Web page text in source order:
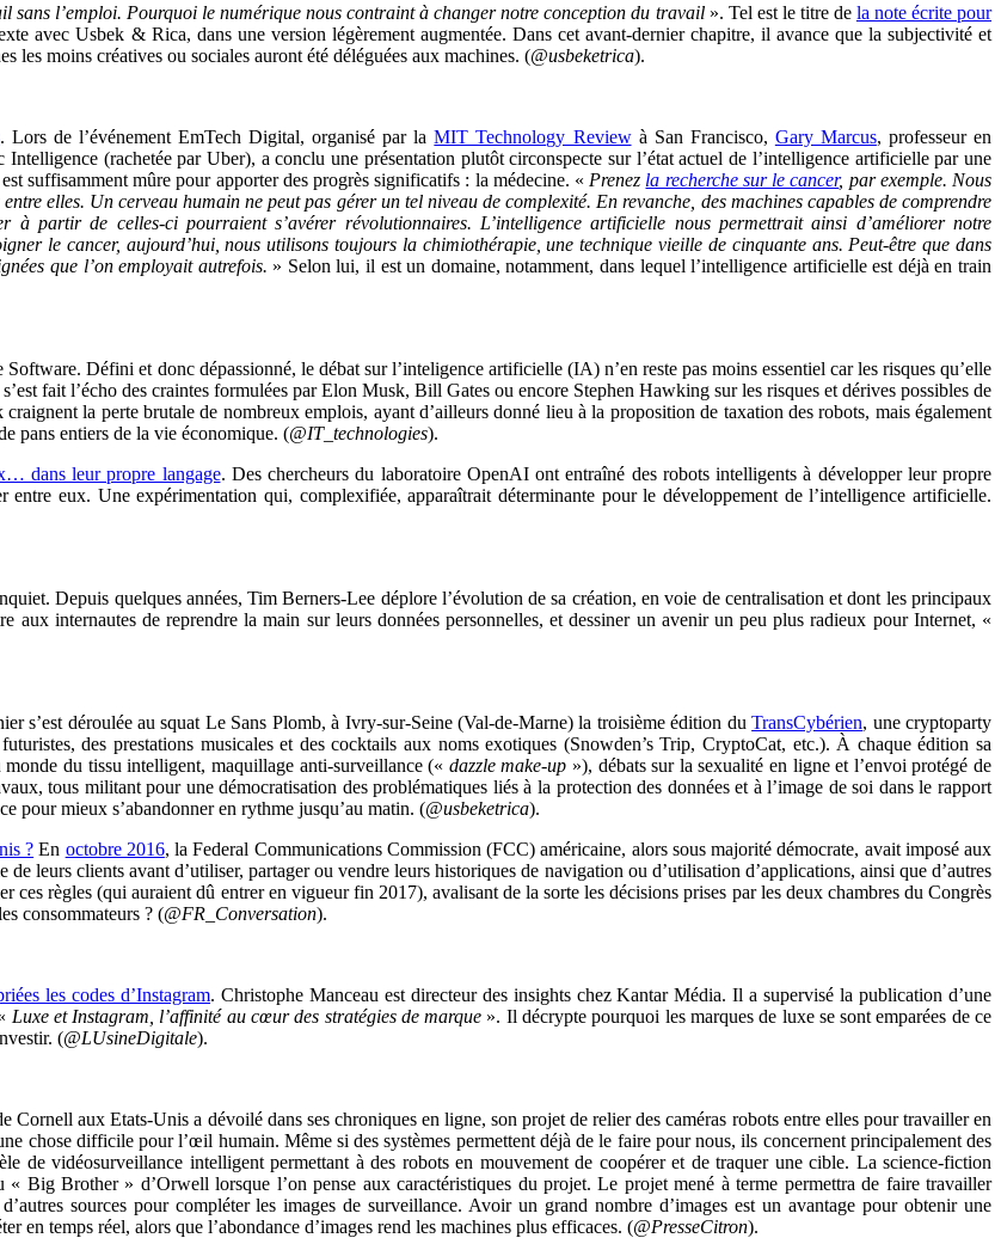
sans l’emploi. Pourquoi le numérique nous contraint à changer notre conception du travail». Tel est le titre de la note écrite pour
avec Usbek & Rica, dans une version légèrement augmentée. Dans cet avant-dernier chapitre, il avance que la subjectivité et
les moins créatives ou sociales auront été déléguées aux machines. (@usbeketrica).
. Lors de l’événement EmTech Digital, organisé par laMIT Technology Reviewà San Francisco, Gary Marcus, professeur en
(rachetée par Uber), a conclu une présentation plutôt circonspecte sur l’état actuel de l’intelligence artificielle par une
suffisamment mûre pour apporter des progrès significatifs : la médecine. « Prenez la recherche sur le cancer, par exemple. Nous
elles. Un cerveau humain ne peut pas gérer un tel niveau de complexité. En revanche, des machines capables de comprendre
à partir de celles-ci pourraient s’avérer révolutionnaires. L’intelligence artificielle nous permettrait ainsi d’améliorer notre
le cancer, aujourd’hui, nous utilisons toujours la chimiothérapie, une technique vieille de cinquante ans. Peut-être que dans
que l’on employait autrefois. » Selon lui, il est un domaine, notamment, dans lequel l’intelligence artificielle est déjà en train
Défini et donc dépassionné, le débat sur l’inteligence artificielle (IA) n’en reste pas moins essentiel car les risques qu’elle
fait l’écho des craintes formulées par Elon Musk, Bill Gates ou encore Stephen Hawking sur les risques et dérives possibles de
la perte brutale de nombreux emplois, ayant d’ailleurs donné lieu à la proposition de taxation des robots, mais également
pans entiers de la vie économique. (@IT_technologies).
dans leur propre langage. Des chercheurs du laboratoire OpenAI ont entraîné des robots intelligents à développer leur propre
eux. Une expérimentation qui, complexifiée, apparaîtrait déterminante pour le développement de l’intelligence artificielle.
Depuis quelques années, Tim Berners-Lee déplore l’évolution de sa création, en voie de centralisation et dont les principaux
aux internautes de reprendre la main sur leurs données personnelles, et dessiner un avenir un peu plus radieux pour Internet, «
s’est déroulée au squat Le Sans Plomb, à Ivry-sur-Seine (Val-de-Marne) la troisième édition duTransCybérien, une cryptoparty
des prestations musicales et des cocktails aux noms exotiques (Snowden’s Trip, CryptoCat, etc.). À chaque édition sa
du tissu intelligent, maquillage anti-surveillance (« dazzle make-up »), débats sur la sexualité en ligne et l’envoi protégé de
tous militant pour une démocratisation des problématiques liés à la protection des données et à l’image de soi dans le rapport
pour mieux s’abandonner en rythme jusqu’au matin. (@usbeketrica).
? En octobre 2016, la Federal Communications Commission (FCC) américaine, alors sous majorité démocrate, avait imposé aux
leurs clients avant d’utiliser, partager ou vendre leurs historiques de navigation ou d’utilisation d’applications, ainsi que d’autres
ces règles (qui auraient dû entrer en vigueur fin 2017), avalisant de la sorte les décisions prises par les deux chambres du Congrès
consommateurs ? (@FR_Conversation).
les codes d’Instagram. Christophe Manceau est directeur des insights chez Kantar Média. Il a supervisé la publication d’une
Luxe et Instagram, l’affinité au cœur des stratégies de marque ». Il décrypte pourquoi les marques de luxe se sont emparées de ce
(@LUsineDigitale).
Cornell aux Etats-Unis a dévoilé dans ses chroniques en ligne, son projet de relier des caméras robots entre elles pour travailler en
chose difficile pour l’œil humain. Même si des systèmes permettent déjà de le faire pour nous, ils concernent principalement des
de vidéosurveillance intelligent permettant à des robots en mouvement de coopérer et de traquer une cible. La science-fiction
Big Brother » d’Orwell lorsque l’on pense aux caractéristiques du projet. Le projet mené à terme permettra de faire travailler
sources pour compléter les images de surveillance. Avoir un grand nombre d’images est un avantage pour obtenir une
temps réel, alors que l’abondance d’images rend les machines plus efficaces. (@PresseCitron).